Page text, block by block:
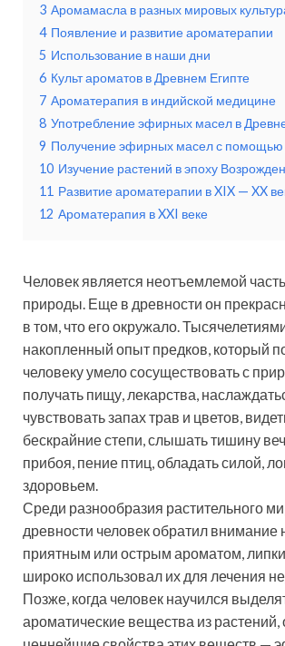
3 Аромамасла в разных мировых
4 Появление и развитие ароматерапии
5 Использование в наши дни
6 Культ ароматов в Древнем Египте
7 Ароматерапия в индийской медицине
8 Употребление эфирных масел в
9 Получение эфирных масел с помощью
10 Изучение растений в эпоху
11 Развитие ароматерапии в XIX — XX
12 Ароматерапия в XXI веке
Человек является неотъемлемой
природы. Еще в древности он
в том, что его окружало.
накопленный опыт предков, который
человеку умело сосуществовать с
получать пищу, лекарства,
чувствовать запах трав и цветов,
бескрайние степи, слышать тишину
прибоя, пение птиц, обладать силой,
здоровьем.
Среди разнообразия растительного
древности человек обратил внимание
приятным или острым ароматом,
широко использовал их для лечения
Позже, когда человек научился
ароматические вещества из